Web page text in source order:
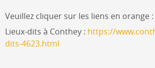
Veuillez cliquer sur les liens en orange :
Lieux-dits à Conthey : https://
dits-4623.html